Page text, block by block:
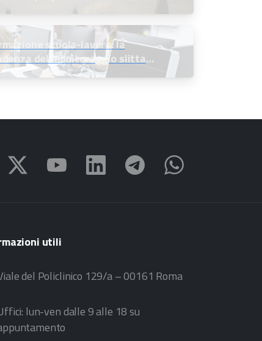
scuola-lavoro: la
del monitoraggio slitta
settembre 2026
utili
del Policlinico 129/a – 00161 Roma
lun-ven dalle 9 alle 18 su